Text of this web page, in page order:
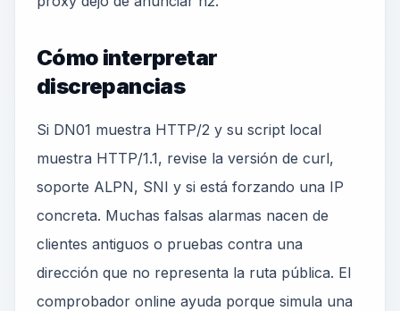
Cómo interpretar
discrepancias
Si DN01 muestra HTTP/2 y su script local
muestra HTTP/1.1, revise la versión de curl,
soporte ALPN, SNI y si está forzando una IP
concreta. Muchas falsas alarmas nacen de
clientes antiguos o pruebas contra una
dirección que no representa la ruta pública. El
comprobador online ayuda porque simula una